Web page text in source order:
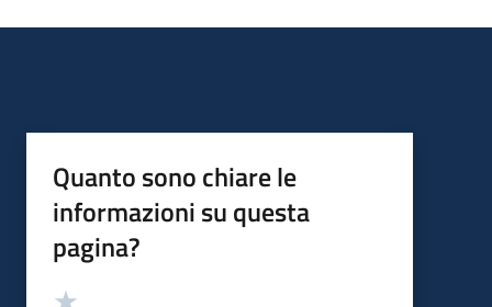
Quanto sono chiare le
informazioni su questa
pagina?
Valutazione